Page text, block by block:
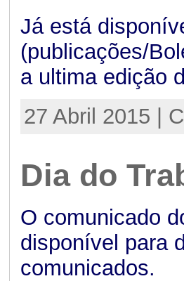
Já está
(publicações/
a ultima edição
27 Abril 2015 |
Dia do
O comunicado
disponível para
comunicados.